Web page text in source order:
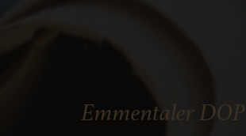
Emmentaler DOP